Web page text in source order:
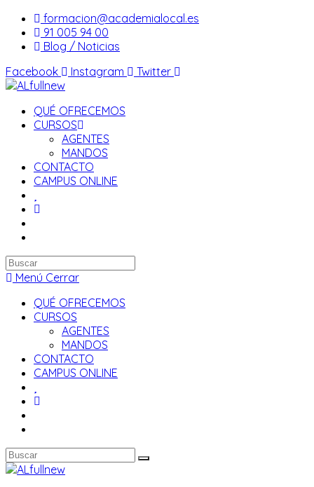
Saltar
contenido
formacion@academialocal.es
91 005 94 00
Blog / Noticias
Facebook
Instagram Twitter
QUÉ OFRECEMOS
CURSOS
AGENTES
MANDOS
CONTACTO
CAMPUS ONLINE
Buscar
en
web
Menú Cerrar
QUÉ OFRECEMOS
CURSOS
AGENTES
MANDOS
CONTACTO
CAMPUS ONLINE